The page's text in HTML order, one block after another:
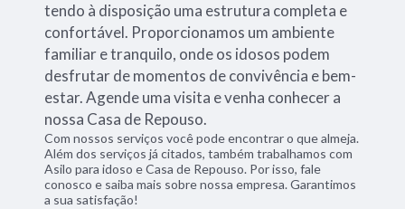
tendo à disposição uma estrutura completa e
confortável. Proporcionamos um ambiente
familiar e tranquilo, onde os idosos podem
desfrutar de momentos de convivência e bem-
estar. Agende uma visita e venha conhecer a
nossa Casa de Repouso.
Com nossos serviços você pode encontrar o que almeja.
Além dos serviços já citados, também trabalhamos com
Asilo para idoso e Casa de Repouso. Por isso, fale
conosco e saiba mais sobre nossa empresa. Garantimos
a sua satisfação!